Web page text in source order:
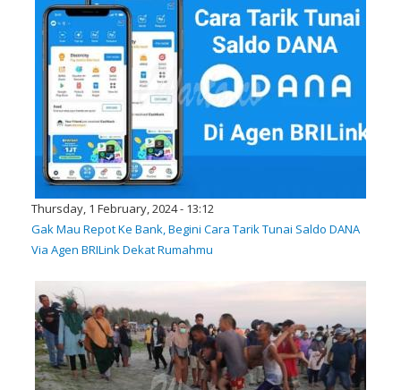
Thursday, 1 February, 2024 - 13:12
Gak Mau Repot Ke Bank, Begini Cara Tarik Tunai Saldo DANA
Via Agen BRILink Dekat Rumahmu